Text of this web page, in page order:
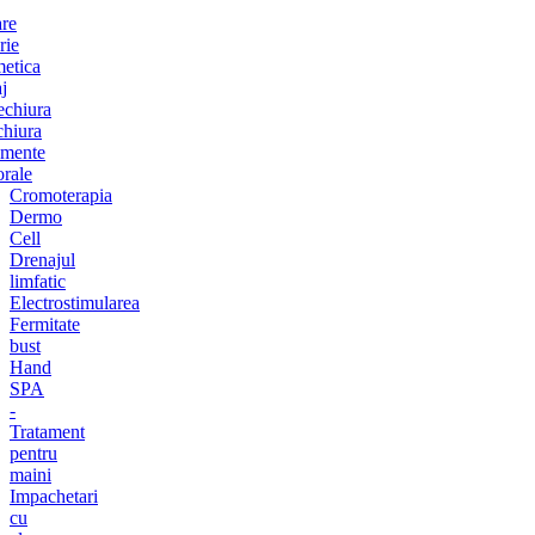
Cromoterapia
Dermo
Cell
Drenajul
limfatic
Electrostimularea
Fermitate
bust
Hand
SPA
-
Tratament
pentru
maini
Impachetari
cu